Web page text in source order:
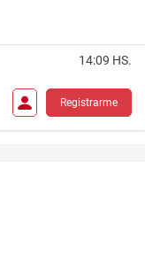
14:09 HS.
Registrarme